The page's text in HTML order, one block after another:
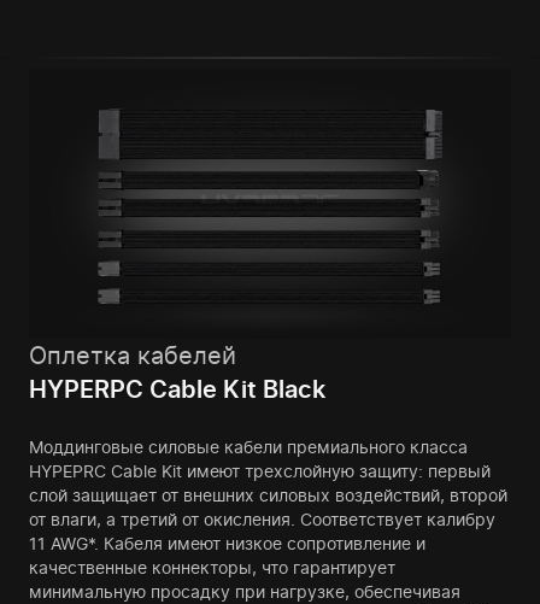
Оплетка кабелей
HYPERPC Cable Kit Black
Моддинговые силовые кабели премиального класса
HYPEPRC Cable Kit имеют трехслойную защиту: первый
слой защищает от внешних силовых воздействий, второй
от влаги, а третий от окисления. Соответствует калибру
11 AWG*. Кабеля имеют низкое сопротивление и
качественные коннекторы, что гарантирует
минимальную просадку при нагрузке, обеспечивая